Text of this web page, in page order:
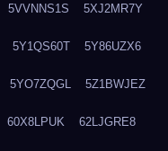
5VVNNS1S 5XJ2MR7Y
5Y1QS60T 5Y86UZX6
5YO7ZQGL 5Z1BWJEZ
60X8LPUK 62LJGRE8